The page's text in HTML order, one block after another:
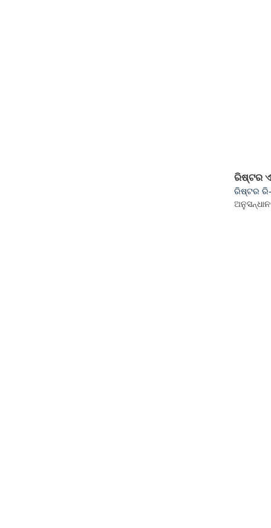
ରିଷ୍ଟର
ରିଷ୍ଟର ରି-
ଅନୁସନ୍ଧାନ